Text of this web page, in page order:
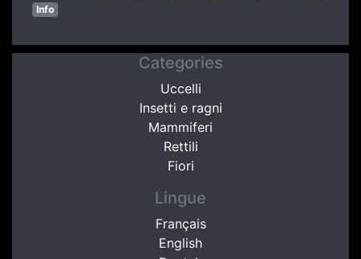
Info
Categories
Uccelli
Insetti e ragni
Mammiferi
Rettili
Fiori
Lingue
Français
English